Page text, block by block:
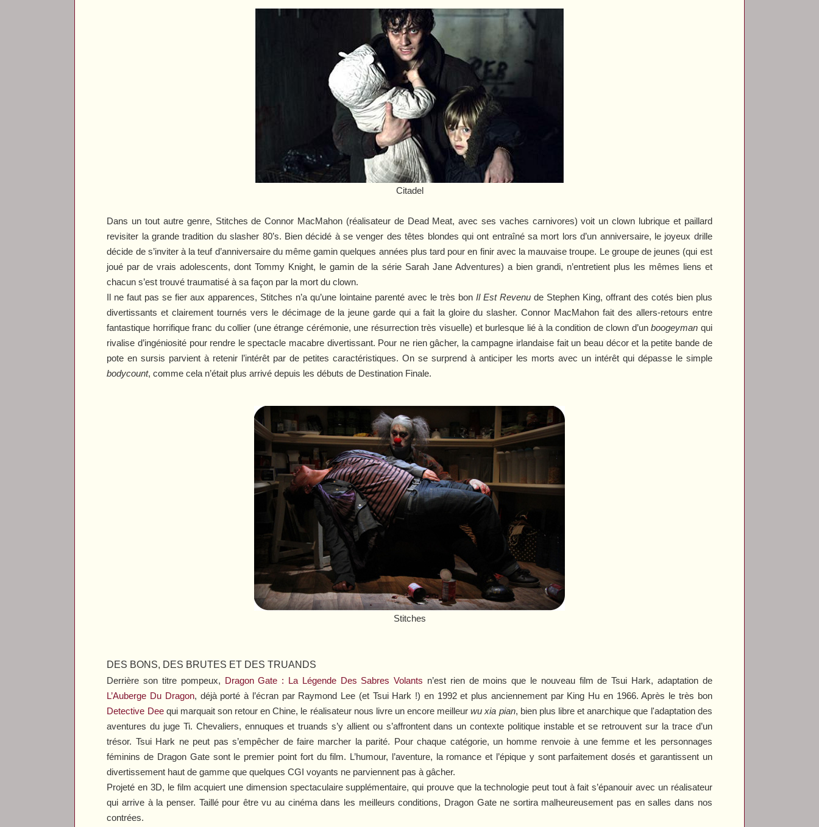
Citadel
Dans un tout autre genre, Stitches de Connor MacMahon (réalisateur de Dead Meat, avec ses vaches carnivores) voit un clown lubrique et paillard
revisiter la grande tradition du slasher 80’s. Bien décidé à se venger des têtes blondes qui ont entraîné sa mort lors d’un anniversaire, le joyeux drille
décide de s’inviter à la teuf d’anniversaire du même gamin quelques années plus tard pour en finir avec la mauvaise troupe. Le groupe de jeunes (qui est
joué par de vrais adolescents, dont Tommy Knight, le gamin de la série Sarah Jane Adventures) a bien grandi, n’entretient plus les mêmes liens et
chacun s’est trouvé traumatisé à sa façon par la mort du clown.
Il ne faut pas se fier aux apparences, Stitches n’a qu’une lointaine parenté avec le très bon Il Est Revenude Stephen King, offrant des cotés bien plus
divertissants et clairement tournés vers le décimage de la jeune garde qui a fait la gloire du slasher. Connor MacMahon fait des allers-retours entre
fantastique horrifique franc du collier (une étrange cérémonie, une résurrection très visuelle) et burlesque lié à la condition de clown d’unboogeyman qui
rivalise d’ingéniosité pour rendre le spectacle macabre divertissant. Pour ne rien gâcher, la campagne irlandaise fait un beau décor et la petite bande de
pote en sursis parvient à retenir l’intérêt par de petites caractéristiques. On se surprend à anticiper les morts avec un intérêt qui dépasse le simple
bodycount, comme cela n’était plus arrivé depuis les débuts de Destination Finale.
Stitches
DES BONS, DES BRUTES ET DES TRUANDS
Derrière son titre pompeux, Dragon Gate : La Légende Des Sabres Volants n’est rien de moins que le nouveau film de Tsui Hark, adaptation de
L’Auberge Du Dragon, déjà porté à l’écran par Raymond Lee (et Tsui Hark !) en 1992 et plus anciennement par King Hu en 1966. Après le très bon
Detective Deequi marquait son retour en Chine, le réalisateur nous livre un encore meilleurwu xia pian, bien plus libre et anarchique que l'adaptation des
aventures du juge Ti. Chevaliers, ennuques et truands s’y allient ou s’affrontent dans un contexte politique instable et se retrouvent sur la trace d’un
trésor. Tsui Hark ne peut pas s’empêcher de faire marcher la parité. Pour chaque catégorie, un homme renvoie à une femme et les personnages
féminins de Dragon Gatesont le premier point fort du film. L’humour, l’aventure, la romance et l’épique y sont parfaitement dosés et garantissent un
divertissement haut de gamme que quelques CGI voyants ne parviennent pas à gâcher.
Projeté en 3D, le film acquiert une dimension spectaculaire supplémentaire, qui prouve que la technologie peut tout à fait s’épanouir avec un réalisateur
qui arrive à la penser. Taillé pour être vu au cinéma dans les meilleurs conditions, Dragon Gatene sortira malheureusement pas en salles dans nos
contrées.